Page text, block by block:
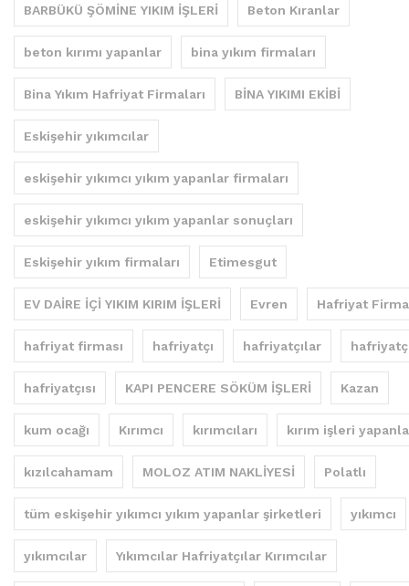
BARBÜKÜ ŞÖMİNE YIKIM İŞLERİ Beton Kıranlar
beton kırımı yapanlar bina yıkım firmaları
Bina Yıkım Hafriyat Firmaları BİNA YIKIMI EKİBİ
Eskişehir yıkımcılar
eskişehir yıkımcı yıkım yapanlar firmaları
eskişehir yıkımcı yıkım yapanlar sonuçları
Eskişehir yıkım firmaları Etimesgut
EV DAİRE İÇİ YIKIM KIRIM İŞLERİ Evren Hafriyat
hafriyat firması hafriyatçı hafriyatçılar
hafriyatçısı KAPI PENCERE SÖKÜM İŞLERİ Kazan
kum ocağı Kırımcı kırımcıları kırım işleri
kızılcahamam MOLOZ ATIM NAKLİYESİ Polatlı
tüm eskişehir yıkımcı yıkım yapanlar şirketleri yıkımcı
yıkımcılar Yıkımcılar Hafriyatçılar Kırımcılar